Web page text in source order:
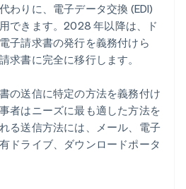
わりに、電子データ交換 (EDI)
できます。2028 年以降は、ド
子請求書の発行を義務付けら
求書に完全に移行します。
の送信に特定の方法を義務付け
者はニーズに最も適した方法を
る送信方法には、メール、電子
ドライブ、ダウンロードポータ